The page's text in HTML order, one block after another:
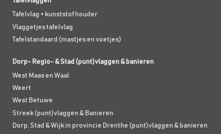
Tafelvlag + kunststof houder
Vlaggetjes tafelvlag
Tafelstandaard (mastjes en voetjes)
Dorp- Regio- & Stad (punt)vlaggen & banieren
West Maas en Waal
Weert
West Betuwe
Streek (punt)vlaggen & Banieren
Dorp, Stad & Wijk in provincie Drenthe (punt)vlaggen & banieren